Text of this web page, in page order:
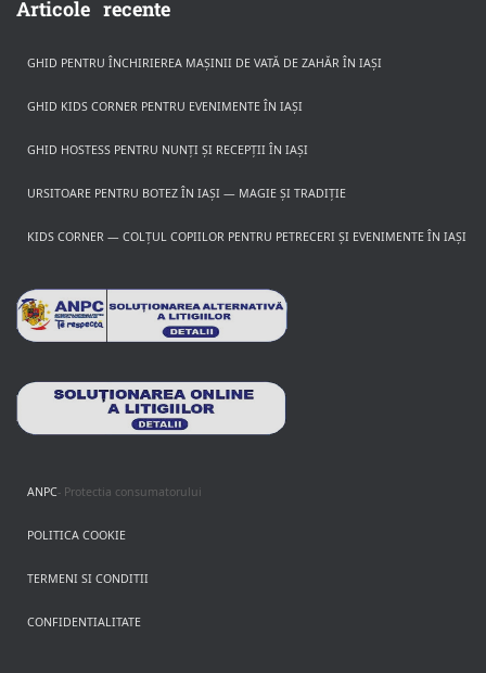
Articole recente
GHID PENTRU ÎNCHIRIEREA MAȘINII DE VATĂ DE ZAHĂR ÎN IAȘI
GHID KIDS CORNER PENTRU EVENIMENTE ÎN IAȘI
GHID HOSTESS PENTRU NUNȚI ȘI RECEPȚII ÎN IAȘI
URSITOARE PENTRU BOTEZ ÎN IAȘI — MAGIE ȘI TRADIȚIE
KIDS CORNER — COLȚUL COPIILOR PENTRU PETRECERI ȘI EVENIMENTE ÎN IAȘI
ANPC- Protectia consumatorului
POLITICA COOKIE
TERMENI SI CONDITII
CONFIDENTIALITATE